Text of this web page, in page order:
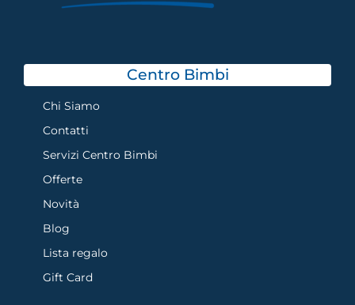
Centro Bimbi
Chi Siamo
Contatti
Servizi Centro Bimbi
Offerte
Novità
Blog
Lista regalo
Gift Card